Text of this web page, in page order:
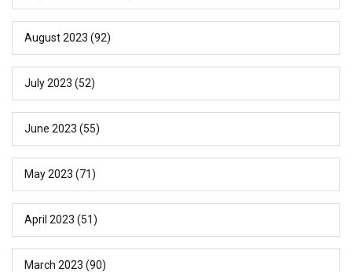
August 2023 (92)
July 2023 (52)
June 2023 (55)
May 2023 (71)
April 2023 (51)
March 2023 (90)